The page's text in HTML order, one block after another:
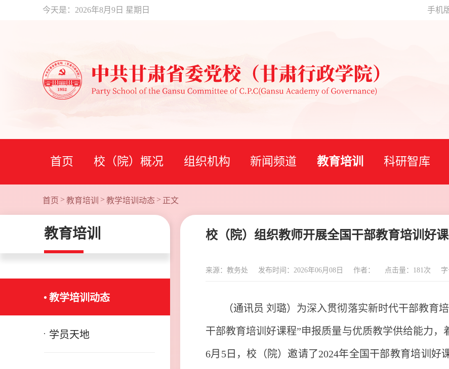
今天是： 2026年8月9日 星期日 手机
首页 校（院）概况 组织机构 新闻频道 教育培训 科研智库
首页 > 教育培训 > 教学培训动态 > 正文
教育培训
教学培训动态
学员天地
校（院）组织教师开展全国干部教育培训好
来源：教务处 发布时间：2026年06月08日 作者： 点击量： 181 次 字
（通讯员 刘璐）为深入贯彻落实新时代干部教育
干部教育培训好课程”申报质量与优质教学供给能力，
6月5日，校（院）邀请了2024年全国干部教育培训好